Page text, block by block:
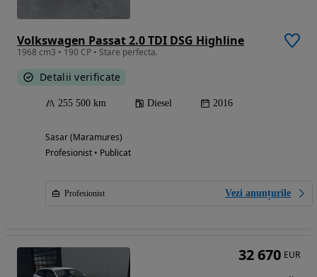
Volkswagen Passat 2.0 TDI DSG Highline
1968 cm3 • 190 CP • Stare perfecta.
Detalii verificate
255 500 km Diesel 2016
Sasar (Maramures)
Profesionist • Publicat
Profesionist Vezi anunțurile
32 670 EUR